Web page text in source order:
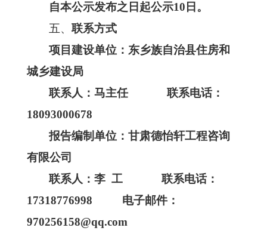
自本公示发布之日起公示10日。
五、联系方式
项目建设单位： 东乡族自治县住房和
城乡建设局
联系人：马主任
联系电话：
18093000678
报告编制单位：甘肃德怡轩工程咨询
有限公司
联系人：李 工
联系电话：
17318776998 电子邮件：
970256158@qq.com